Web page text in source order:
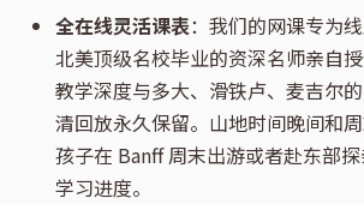
全在线灵活课表：我们的网课专为
北美顶级名校毕业的资深名师亲自
教学深度与多大、滑铁卢、麦吉尔
清回放永久保留。山地时间晚间和周
孩子在 Banff 周末出游或者赴东部
学习进度。